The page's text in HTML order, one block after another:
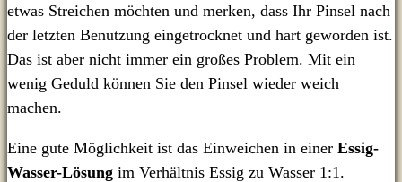
etwas Streichen möchten und merken, dass Ihr Pinsel nach
der letzten Benutzung eingetrocknet und hart geworden ist.
Das ist aber nicht immer ein großes Problem. Mit ein
wenig Geduld können Sie den Pinsel wieder weich
machen.
Eine gute Möglichkeit ist das Einweichen in einer Essig-
Wasser-Lösung im Verhältnis Essig zu Wasser 1:1.